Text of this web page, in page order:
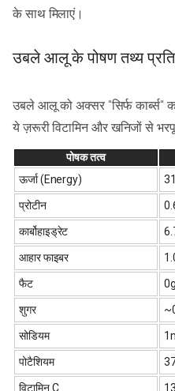
के साथ मिलाएं।
उबले आलू के पोषण तथ्य
उबले आलू को अक्सर "सिर्फ कार्ब्स"
ये ज़रूरी विटामिन और खनिजों से
पोषक तत्व
ऊर्जा (Energy)
प्रोटीन
कार्बोहाइड्रेट
आहार फाइबर
फैट 0g
शुगर
सोडियम
पोटैशियम
विटामिन C